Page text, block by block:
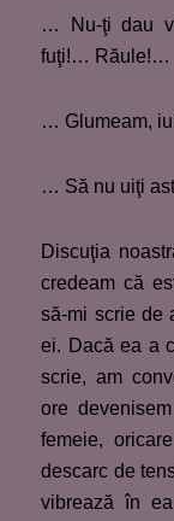
… Nu-ţi dau
fuţi!… Răule!…
… Glumeam,
… Să nu uiţi
Discuţia
credeam că
să-mi scrie de
ei. Dacă ea a
scrie, am
ore
femeie,
descarc de
vibrează în